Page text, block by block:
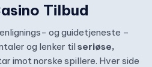
Tilbud
og guidetjeneste –
og lenker til seriøse,
imot norske spillere. Hver side